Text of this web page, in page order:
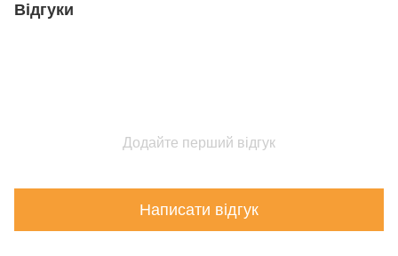
Відгуки
Додайте перший відгук
Написати відгук